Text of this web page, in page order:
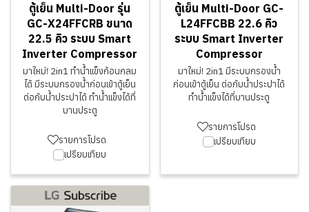
ตู้เย็น Multi-Door รุ่น
GC-X24FFCRB ขนาด
22.5 คิว ระบบ Smart
Inverter Compressor
มาใหม่! 2in1 ทำน้ำแข็งก้อนกลม
ได้ มีระบบกรองน้ำก่อนเข้าตู้เย็น
ต่อกับน้ำประปาได้ ทำน้ำแข็งได้ที่
บานประตู
รายการโปรด
เปรียบเทียบ
ตู้เย็น Multi-Door GC-
L24FFCBB 22.6 คิว
ระบบ Smart Inverter
Compressor
มาใหม่! 2in1 มีระบบกรองน้ำ
ก่อนเข้าตู้เย็น ต่อกับน้ำประปาได้
ทำน้ำแข็งได้ที่บานประตู
รายการโปรด
เปรียบเทียบ